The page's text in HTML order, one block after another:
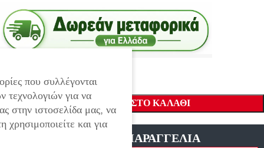
ΠΡΟΣΘΉΚΗ ΣΤΟ ΚΑΛΆΘΙ
ΓΡΗΓΟΡΗ ΠΑΡΑΓΓΕΛΙΑ
που συλλέγονται
για να
στην ιστοσελίδα μας, να
και για